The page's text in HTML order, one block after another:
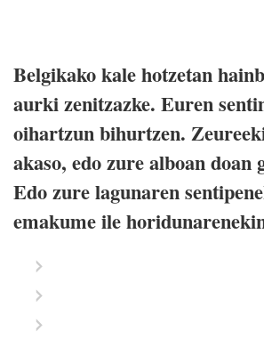
Belgikako kale hotzetan
aurki zenitzazke. Euren
oihartzun bihurtzen.
akaso, edo zure alboan doan
Edo zure lagunaren
emakume ile